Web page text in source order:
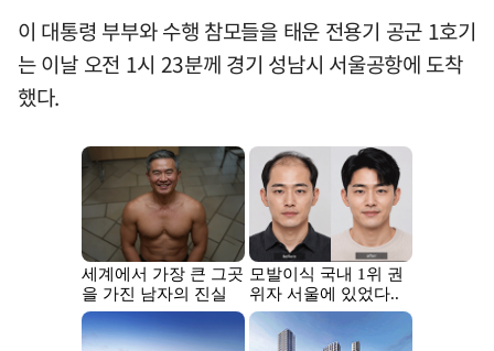
이 대통령 부부와 수행 참모들을 태운 전용기 공군 1호기
는 이날 오전 1시 23분께 경기 성남시 서울공항에 도착
했다.